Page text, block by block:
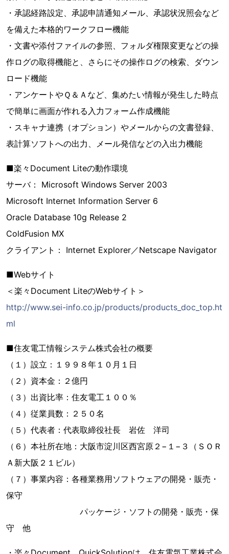
・承認経路設定、承認申請通知メール、承認状況照会など
を備えた本格的ワークフロー機能
・文書や添付ファイルの参照、フォルダ権限変更などの操
作ログの取得機能と、さらにその操作ログの検索、ダウン
ロード機能
・アンケートやＱ＆Ａなど、集めたい情報が発生した時点
で簡単に画面が作れる入力フォーム作成機能
・スキャナ連携（オプション）やメールからの文書登録、
表計算ソフトへの出力、メール発信などの入出力機能
■楽々Document Liteの動作環境
サーバ： Microsoft Windows Server 2003
Microsoft Internet Information Server 6
Oracle Database 10g Release 2
ColdFusion MX
クライアント： Internet Explorer／Netscape Navigator
■Webサイト
＜楽々Document LiteのWebサイト＞
http://www.sei-info.co.jp/products/products_doc_top.ht
ml
■住友電工情報システム株式会社の概要
（１）設立：１９９８年１０月１日
（２）資本金：２億円
（３）出資比率：住友電工１００％
（４）従業員数：２５０名
（５）代表者：代表取締役社長 岩佐 洋司
（６）本社所在地：大阪市淀川区西宮原２−１−３（ＳＯＲ
Ａ新大阪２１ビル）
（７）事業内容：各種業務用ソフトウェアの開発・販売・
保守
パッケージ・ソフトの開発・販売・保
守 他